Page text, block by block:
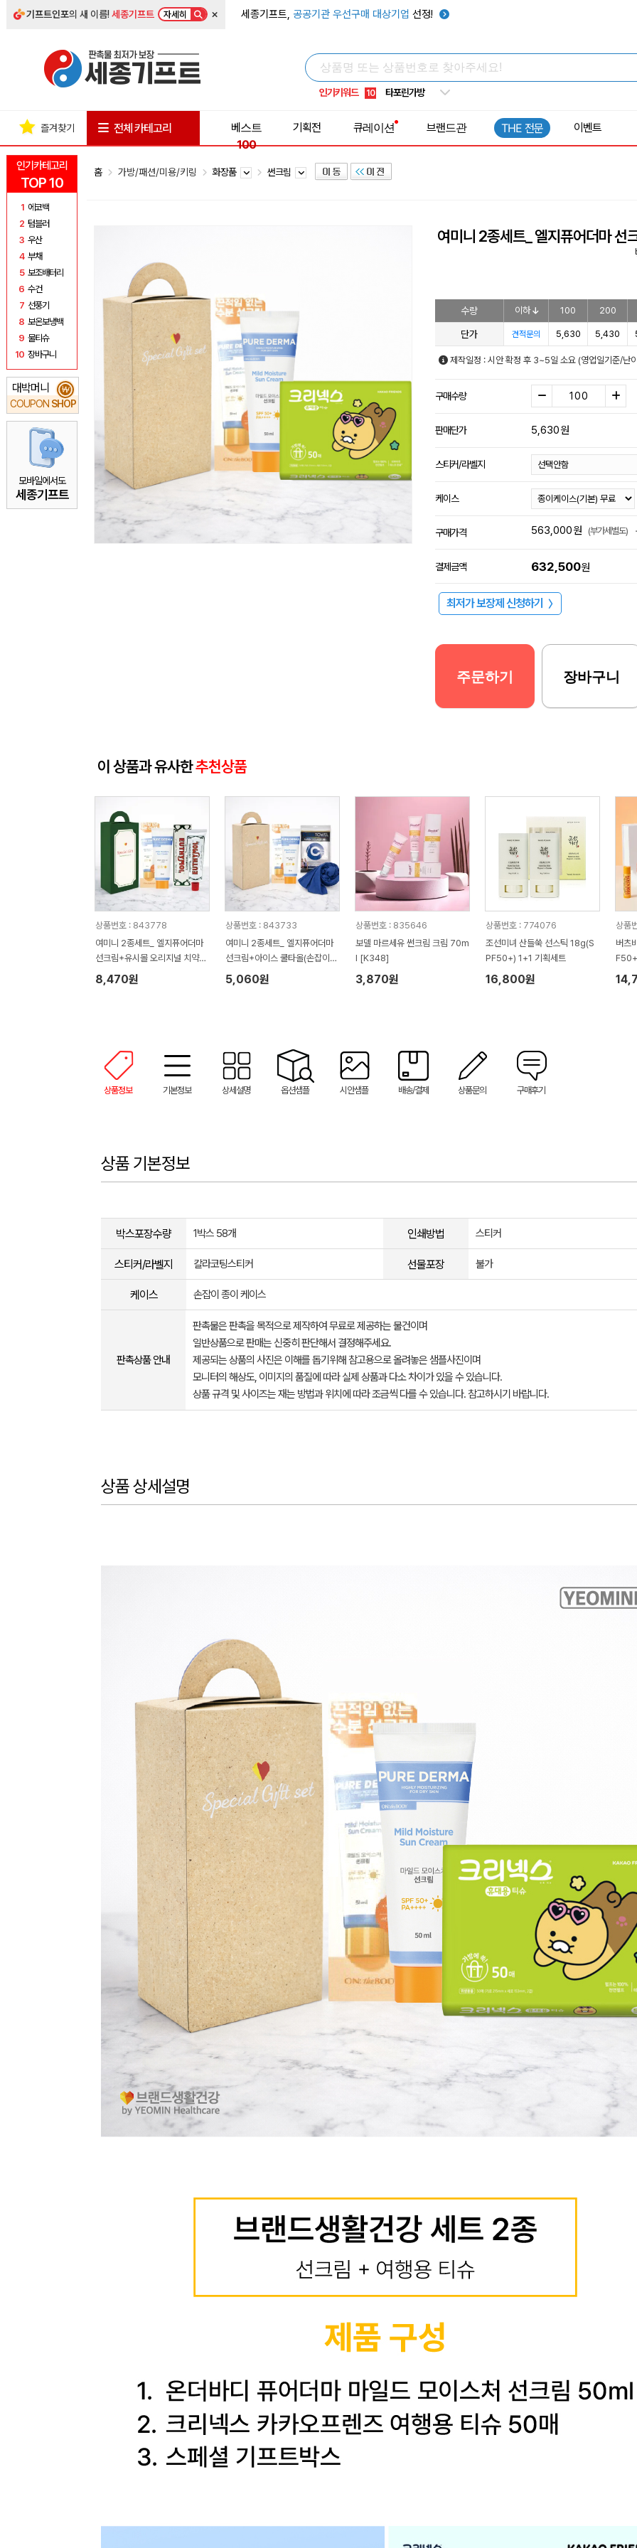
기프트인포의 새 이름!세종기프트 자세히 × 세종기프트, 공공기관 우선구매 대상기업 선정!
인기키워드
7 텀블러
10 타포린가방
1 선풍기
인기카테고리
TOP 10
1 에코백
2 텀블러
3 우산
4 부채
5 보조배터리
6 수건
7 선풍기
8 보온보냉백
9 물티슈
10 장바구니
대박머니
COUPON SHOP
₩
모바일에서도
세종기프트
즐겨찾기 전체 카테고리
베스트
100
기획전 큐레이션 브랜드관 THE 전문 이벤트
홈 가방/패션/미용/키링 화장품 썬크림
여미니 2종세트_ 엘지퓨어더마 선
수량 이하 100 200
단가 견적문의 5,630 5,430
제작일정 : 시안 확정 후 3~5일 소요 (영업일기준/난
구매수량
판매단가 5,630원
스티커/라벨지
케이스
구매가격 563,000원 (부가세별도)
결제금액 632,500원
최저가 보장제 신청하기 〉
주문하기 장바구니
이 상품과 유사한추천상품
상품번호 : 843778
여미니 2종세트_ 엘지퓨어더마
선크림+유시몰 오리지널 치약4
0g(손잡이박스)
8,470원
상품번호 : 843733
여미니 2종세트_ 엘지퓨어더마
선크림+아이스 쿨타올(손잡이박
스)
5,060원
상품번호 : 835646
보델 마르세유 썬크림 크림 70m
l [K348]
3,870원
상품번호 : 774076
조선미녀 산들쑥 선스틱 18g(S
PF50+) 1+1 기획세트
16,800원
상품
버츠
싸바
상품정보 기본정보 상세설명 옵션샘플 시안샘플 배송/결제 상품문의 구매후기
상품 기본정보
박스포장수량 1박스 58개 인쇄방법 스티커
스티커/라벨지 칼라코팅스티커 선물포장 불가
케이스 손잡이 종이 케이스
판촉상품 안내
판촉물은 판촉을 목적으로 제작하여 무료로 제공하는 물건이며
일반상품으로 판매는 신중히 판단해서 결정해주세요.
제공되는 상품의 사진은 이해를 돕기위해 참고용으로 올려놓은 샘플사진이며
모니터의 해상도, 이미지의 품질에 따라 실제 상품과 다소 차이가 있을 수 있습니다.
상품 규격 및 사이즈는 재는 방법과 위치에 따라 조금씩 다를 수 있습니다. 참고하시기 바랍니다.
상품 상세설명